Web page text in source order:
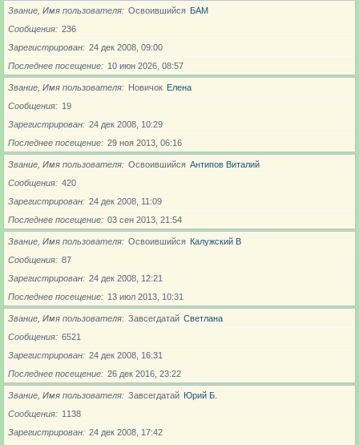
Звание, Имя пользователя Освоившийся БАМ
Сообщения
236
Зарегистрирован
24 дек 2008, 09:00
Последнее посещение
10 июн 2026, 08:57
Звание, Имя пользователя Новичoк Елена
Сообщения
19
Зарегистрирован
24 дек 2008, 10:29
Последнее посещение
29 ноя 2013, 06:16
Звание, Имя пользователя Освоившийся Антипов Виталий
Сообщения
420
Зарегистрирован
24 дек 2008, 11:09
Последнее посещение
03 сен 2013, 21:54
Звание, Имя пользователя Освоившийся Калужский В
Сообщения
87
Зарегистрирован
24 дек 2008, 12:21
Последнее посещение
13 июл 2013, 10:31
Звание, Имя пользователя Завсегдатай Светлана
Сообщения
6521
Зарегистрирован
24 дек 2008, 16:31
Последнее посещение
26 дек 2016, 23:22
Звание, Имя пользователя Завсегдатай Юрий Б.
Сообщения
1138
Зарегистрирован
24 дек 2008, 17:42